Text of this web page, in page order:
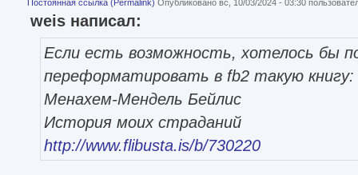
Постоянная ссылка (Permalink) Опубликовано вс, 10/03/2024 - 03:30
weis написал:
Если есть возможность, хотелось бы
переформатировать в fb2 такую книгу:
Менахем-Мендель Бейлис
История моих страданий
http://www.flibusta.is/b/730220